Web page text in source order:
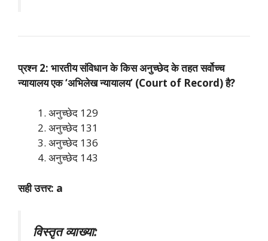
प्रश्न 2: भारतीय संविधान के किस अनुच्छेद के तहत सर्वोच्च
न्यायालय एक ‘अभिलेख न्यायालय’ (Court of Record) है?
अनुच्छेद 129
अनुच्छेद 131
अनुच्छेद 136
अनुच्छेद 143
सही उत्तर: a
विस्तृत व्याख्या: